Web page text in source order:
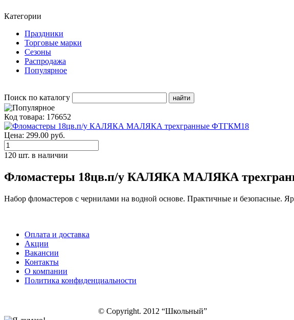
Категории
Праздники
Торговые марки
Сезоны
Распродажа
Популярное
Поиск по каталогу
Код товара: 176652
Цена: 299.00 руб.
120 шт. в наличии
Фломастеры 18цв.п/у КАЛЯКА МАЛЯКА
Набор фломастеров с чернилами на водной основе. Практичные и безопасные.
Оплата и доставка
Акции
Вакансии
Контакты
О компании
Политика конфиденциальности
© Copyright. 2012 “Школьный”